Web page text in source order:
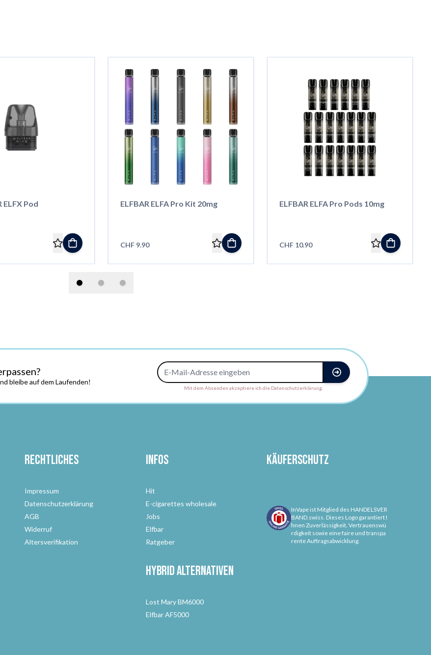
ELFX Pod ELFBAR ELFA Pro Kit 20mg
CHF 9.90
ELFBAR ELFA Pro Pods 10mg
CHF 10.90
bleibe auf dem Laufenden!
E-Mail-Adresse
Mit dem Absenden akzeptiere ich die Datenschutzerklärung.
Rechtliches
Impressum
Datenschutzerklärung
AGB
Widerruf
Altersverifikation
Infos
Hit
E-cigarettes wholesale
Jobs
Elfbar
Ratgeber
Hybrid Alternativen
Lost Mary BM6000
Elfbar AF5000
Käuferschutz
InVape ist Mitglied des HANDELSVER
BAND.swiss. Dieses Logo garantiert I
hnen Zuverlässigkeit, Vertrauenswü
rdigkeit sowie eine faire und transpa
rente Auftragsabwicklung.